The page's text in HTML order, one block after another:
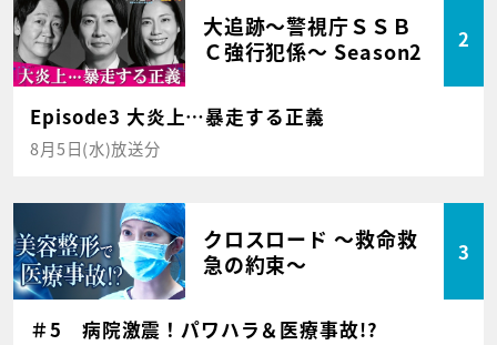
大追跡～警視庁ＳＳＢ
Ｃ強行犯係～ Season2
2
Episode3 大炎上…暴走する正義
8月5日(水)放送分
クロスロード ～救命救
急の約束～
3
＃5 病院激震！パワハラ＆医療事故!?